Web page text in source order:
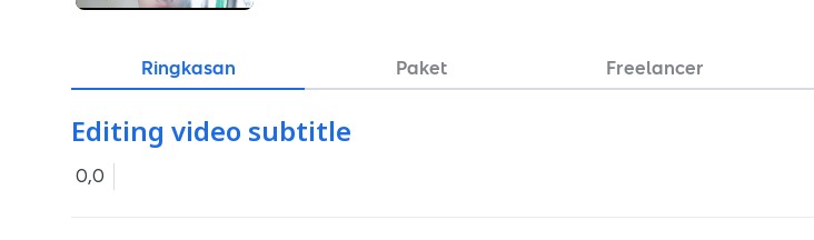
Ringkasan Paket Freelancer
Editing video subtitle
0,0